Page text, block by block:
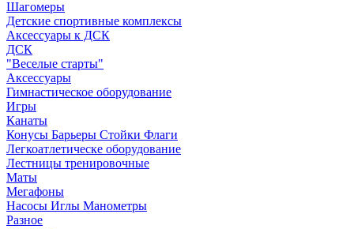
Шагомеры
Детские спортивные комплексы
Аксессуары к ДСК
ДСК
"Веселые старты"
Аксессуары
Гимнастическое оборудование
Игры
Канаты
Конусы Барьеры Стойки Флаги
Легкоатлетическе оборудование
Лестницы тренировочные
Маты
Мегафоны
Насосы Иглы Манометры
Разное